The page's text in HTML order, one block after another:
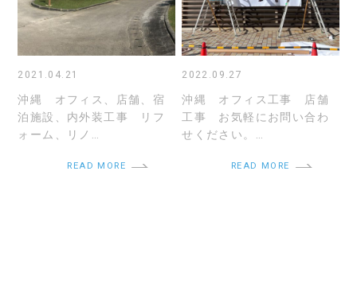
2021.04.21
沖縄 オフィス、店舗、宿
泊施設、内外装工事 リフ
ォーム、リノ…
READ MORE
2022.09.27
沖縄 オフィス工事 店舗
工事 お気軽にお問い合わ
せください。…
READ MORE